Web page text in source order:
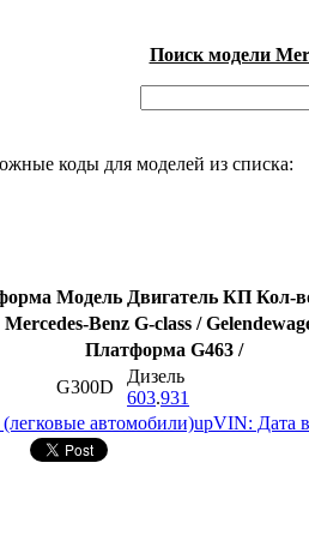
Поиск модели
коды для моделей из списка:
Модель Двигатель КП Кол-
Mercedes-Benz G-class /
Платформа G463 /
G300D
Дизель
603.931
автомобили)upVIN: Дата